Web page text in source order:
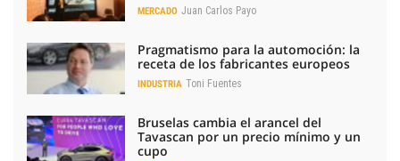
MERCADO Juan Carlos Payo
Pragmatismo para la automoción: la
receta de los fabricantes europeos
INDUSTRIA Toni Fuentes
Bruselas cambia el arancel del
Tavascan por un precio mínimo y un
cupo